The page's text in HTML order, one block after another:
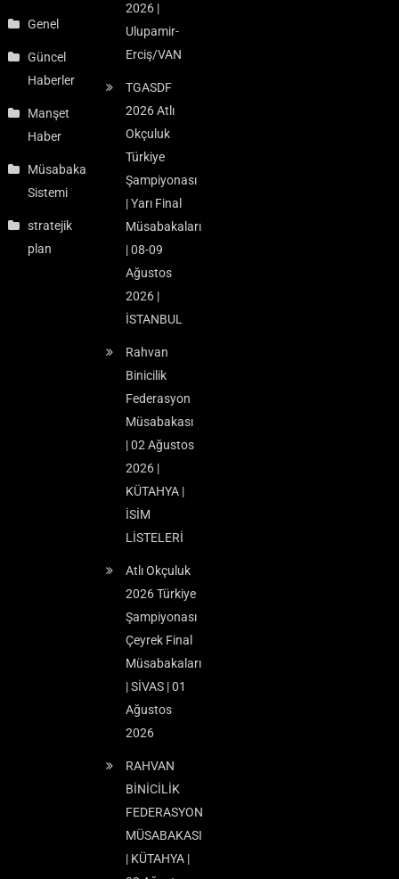
Genel
Güncel
Haberler
Manşet
Haber
Müsabaka
Sistemi
stratejik
plan
2026 |
Ulupamir-
Erciş/VAN
TGASDF
2026 Atlı
Okçuluk
Türkiye
Şampiyonası
| Yarı Final
Müsabakaları
| 08-09
Ağustos
2026 |
İSTANBUL
Rahvan
Binicilik
Federasyon
Müsabakası
| 02 Ağustos
2026 |
KÜTAHYA |
İSİM
LİSTELERİ
Atlı Okçuluk
2026 Türkiye
Şampiyonası
Çeyrek Final
Müsabakaları
| SİVAS | 01
Ağustos
2026
RAHVAN
BİNİCİLİK
FEDERASYON
MÜSABAKASI
| KÜTAHYA |